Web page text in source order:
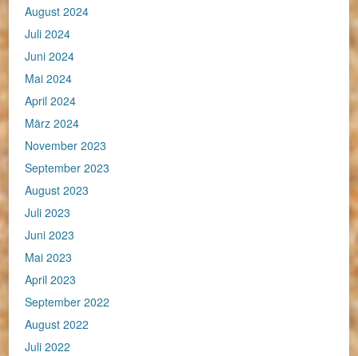
August 2024
Juli 2024
Juni 2024
Mai 2024
April 2024
März 2024
November 2023
September 2023
August 2023
Juli 2023
Juni 2023
Mai 2023
April 2023
September 2022
August 2022
Juli 2022